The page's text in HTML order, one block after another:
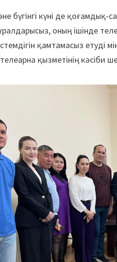
бүгінгі күні де қоғамдық-
оның ішінде
қамтамасыз етуді
қызметінің кәсіби